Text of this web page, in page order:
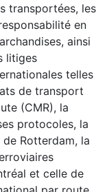
transportées, les
en
ainsi
litiges
telles
de transport
(CMR), la
protocoles, la
Rotterdam, la
et celle de